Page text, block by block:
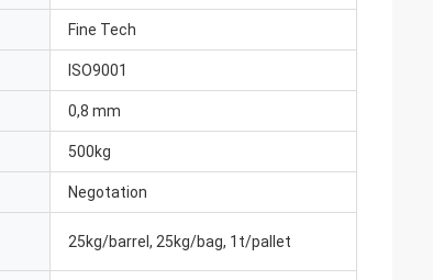
Fine Tech
ISO9001
0,8 mm
500kg
Negotation
25kg/barrel, 25kg/bag, 1t/pallet